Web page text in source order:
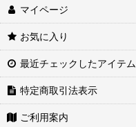
マイページ
お気に入り
最近チェックしたアイテム
特定商取引法表示
ご利用案内